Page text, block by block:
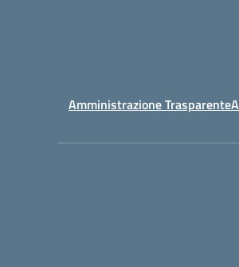
Amministrazione Trasparente